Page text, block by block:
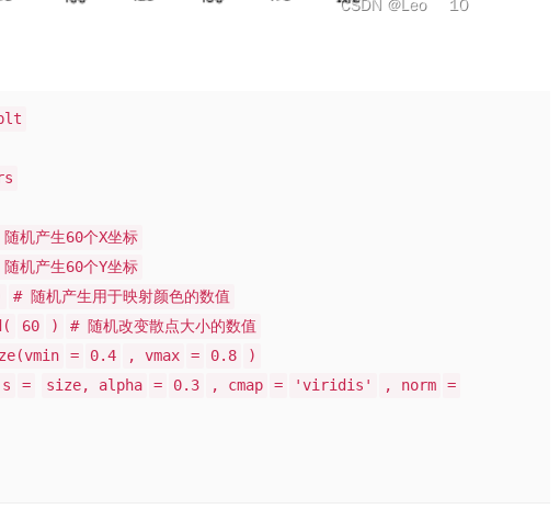
机产生60个X坐标
机产生60个Y坐标
# 随机产生用于映射颜色的数值
60 )
# 随机改变散点大小的数值
= 0.4 , vmax = 0.8
)
= size, alpha = 0.3 , cmap = 'viridis' , norm
=